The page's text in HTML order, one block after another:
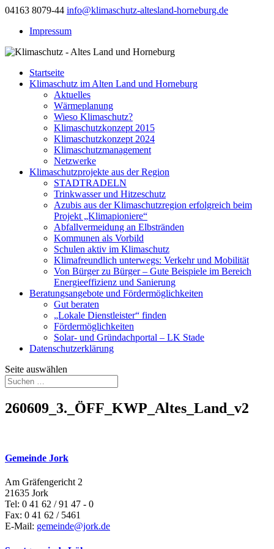
04163 8079-44 info@klimaschutz-altesland-horneburg.de
Impressum
Startseite
Klimaschutz im Alten Land und Horneburg
Aktuelles
Wärmeplanung
Wieso Klimaschutz?
Klimaschutzkonzept 2015
Klimaschutzkonzept 2024
Klimaschutzmanagement
Netzwerke
Klimaschutzprojekte aus der Region
STADTRADELN
Trinkwasser und Hitzeschutz
Azubis aus der Klimaschutzregion erfolgreich beim
Projekt „Klimapioniere“
Abfallvermeidung an Elbstränden
Kommunen als Vorbild
Schulen aktiv im Klimaschutz
Klimafreundlich unterwegs: Verkehr und Mobilität
Von Bürger zu Bürger – Gute Beispiele im Bereich
Energieeffizienz und Sanierung
Beratungsangebote und Fördermöglichkeiten
Gut beraten
„Lokale Dienstleister“ finden
Fördermöglichkeiten
Solar- und Gründachportal – LK Stade
Datenschutzerklärung
Seite auswählen
260609_3._ÖFF_KWP_Altes_Land_v2
Gemeinde Jork
Am Gräfengericht 2
21635 Jork
Tel: 0 41 62 / 91 47 - 0
Fax: 0 41 62 / 5461
E-Mail: gemeinde@jork.de